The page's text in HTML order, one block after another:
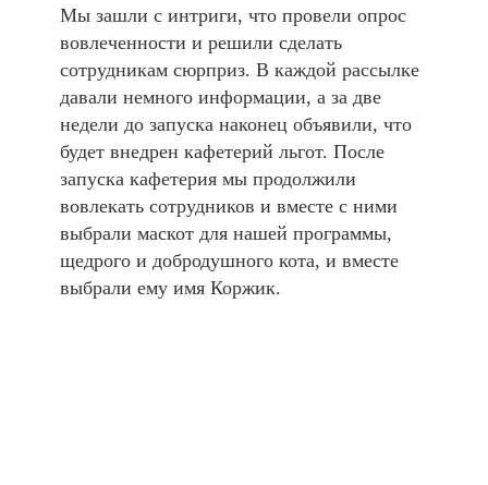
Мы зашли с интриги, что провели опрос
вовлеченности и решили сделать
сотрудникам сюрприз. В каждой рассылке
давали немного информации, а за две
недели до запуска наконец объявили, что
будет внедрен кафетерий льгот. После
запуска кафетерия мы продолжили
вовлекать сотрудников и вместе с ними
выбрали маскот для нашей программы,
щедрого и добродушного кота, и вместе
выбрали ему имя Коржик.